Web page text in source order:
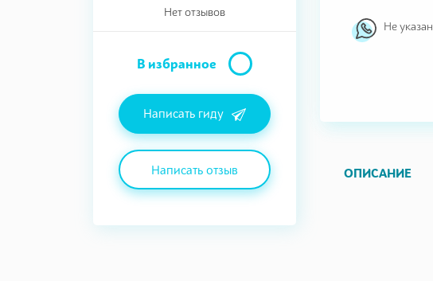
Нет отзывов
В избранное
Написать гиду
Написать отзыв
Не указан
ОПИСАНИЕ